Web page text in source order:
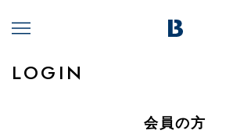
LOGIN
会員の方